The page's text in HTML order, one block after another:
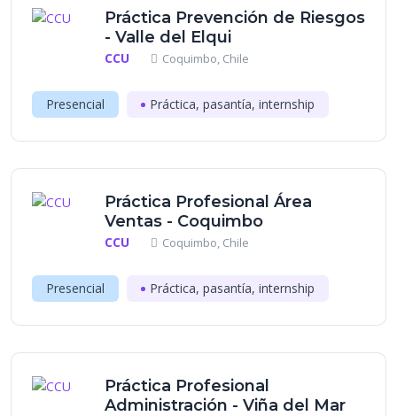
Práctica Prevención de Riesgos
- Valle del Elqui
CCU Coquimbo, Chile
Presencial Práctica, pasantía, internship
Práctica Profesional Área
Ventas - Coquimbo
CCU Coquimbo, Chile
Presencial Práctica, pasantía, internship
Práctica Profesional
Administración - Viña del Mar